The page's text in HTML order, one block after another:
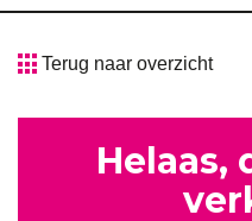
Terug naar overzicht
Helaas,